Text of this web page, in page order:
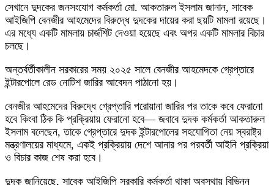
সেখানে দুদকের জনসংযোগ কর্মকর্তা মো. আকতারুল ইসলাম জানান, সাবেক
আইজিপি বেনজীর আহমেদের বিরুদ্ধে দুদকের দায়ের করা ছয়টি মামলা রয়েছে।
এর মধ্যে একটি মামলায় চার্জশিট দেওয়া হয়েছে এবং অপর একটি মামলার বিচার
চলছে।
অন্তর্বর্তীকালীন সরকারের সময় ২০২৫ সালে বেনজীর আহমেদকে গ্রেপ্তারে
ইন্টারপোলে রেড নোটিশ জারির আবেদন পাঠানো হয়।
বেনজীর আহমেদের বিরুদ্ধে গ্রেপ্তারি পরোয়ানা জারির পর তাকে কবে ফেরানো
হবে কিংবা ঠিক কি প্রক্রিয়ায় ফেরানো হবে— জবাবে দুদক কর্মকর্তা আকতারুল
ইসলাম বলেছেন, তাকে গ্রেপ্তারে দুদক ইন্টারপোলের সহযোগিতা নেয় স্বরাষ্ট্র
মন্ত্রণালয়ের মাধ্যমে, একই প্রক্রিয়ায় দেশে আনার পর পরবর্তী আইনি প্রক্রিয়া
ও বিচার কাজ শেষ করা হবে।
দুদক জানিয়েছে, সাবেক আইজিপি সরকারি কর্মকর্তা থাকা অবস্থায় বিভিন্ন